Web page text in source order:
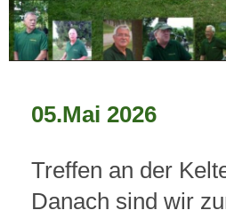
05.Mai 2026
Treffen an der
Danach sind wir